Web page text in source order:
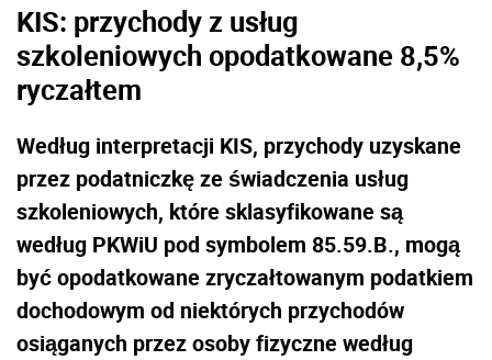
KIS: przychody z usług
szkoleniowych opodatkowane 8,5%
ryczałtem
Według interpretacji KIS, przychody uzyskane
przez podatniczkę ze świadczenia usług
szkoleniowych, które sklasyfikowane są
według PKWiU pod symbolem 85.59.B., mogą
być opodatkowane zryczałtowanym podatkiem
dochodowym od niektórych przychodów
osiąganych przez osoby fizyczne według